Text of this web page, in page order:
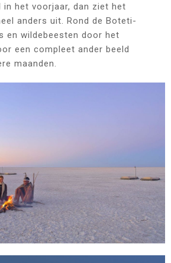
in het voorjaar, dan ziet het
anders uit. Rond de Boteti-
en wildebeesten door het
een compleet ander beeld
maanden.